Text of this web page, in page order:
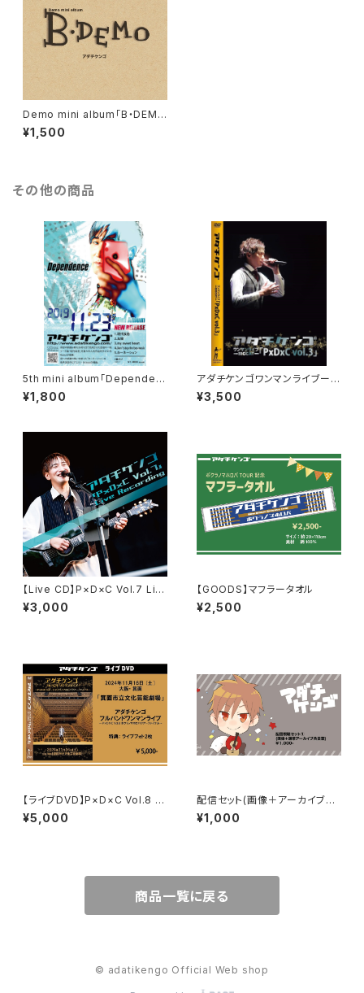
Demo mini album「B・DEM
O」
¥1,500
その他の商品
5th mini album「Dependen
ce」
¥1,800
アダチケンゴワンマンライブーBI
GCATー「P×D×C vol.3」
¥3,500
【Live CD】P×D×C Vol.7 Liv
e Recording
¥3,000
【GOODS】マフラータオル
¥2,500
【ライブDVD】P×D×C Vol.8 ボ
クラノマホロバツアー ファイナ
ル
¥5,000
配信セット(画像＋アーカイブ合
言葉)
¥1,000
商品一覧に戻る
© adatikengo Official Web shop